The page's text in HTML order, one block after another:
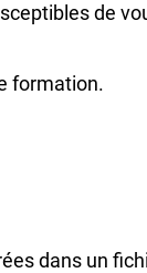
de
formation.
dans un